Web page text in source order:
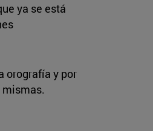
ya se está
orografía y por
mismas.